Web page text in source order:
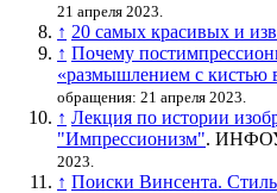
21 апреля 2023.
↑ 20 самых красивых и
↑ Почему
«размышлением с кистью
обращения: 21 апреля 2023.
↑ Лекция по истории
"Импрессионизм".
2023.
↑ Поиски Винсента.